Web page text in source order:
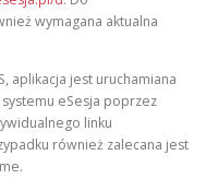
wymagana aktualna
aplikacja jest uruchamiana
eSesja poprzez
linku
również zalecana jest